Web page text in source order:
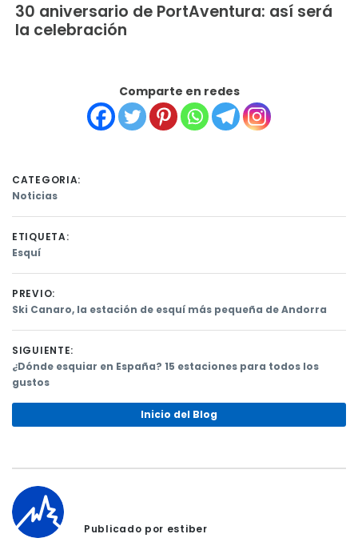
30 aniversario de PortAventura: así será
la celebración
Comparte en redes
CATEGORIA:
Noticias
ETIQUETA:
Esquí
Navegación
de
entradas
PREVIO:
Previous
Ski Canaro, la estación de esquí más pequeña de Andorra
SIGUIENTE:
Next
post:
¿Dónde esquiar en España? 15 estaciones para todos los
gustos
Inicio del Blog
Publicado por estiber